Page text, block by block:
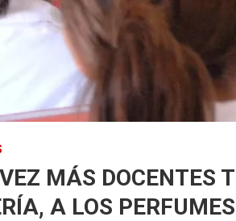
MÁS DOCENTES
A LOS